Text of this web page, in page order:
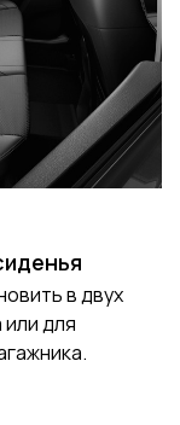
в двух
для